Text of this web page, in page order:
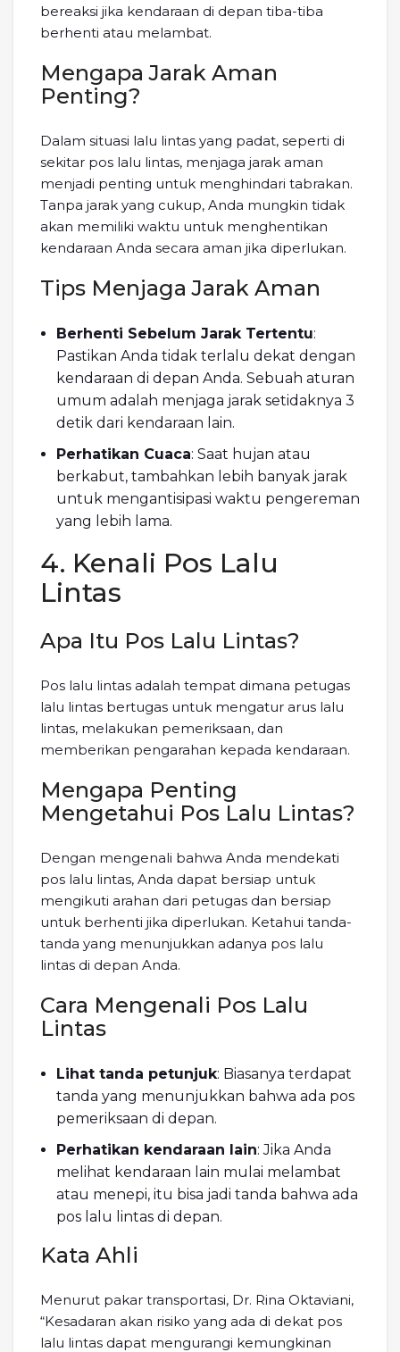
bereaksi jika kendaraan di depan tiba-tiba
berhenti atau melambat.
Mengapa Jarak Aman
Penting?
Dalam situasi lalu lintas yang padat, seperti di
sekitar pos lalu lintas, menjaga jarak aman
menjadi penting untuk menghindari tabrakan.
Tanpa jarak yang cukup, Anda mungkin tidak
akan memiliki waktu untuk menghentikan
kendaraan Anda secara aman jika diperlukan.
Tips Menjaga Jarak Aman
Berhenti Sebelum Jarak Tertentu:
Pastikan Anda tidak terlalu dekat dengan
kendaraan di depan Anda. Sebuah aturan
umum adalah menjaga jarak setidaknya 3
detik dari kendaraan lain.
Perhatikan Cuaca: Saat hujan atau
berkabut, tambahkan lebih banyak jarak
untuk mengantisipasi waktu pengereman
yang lebih lama.
4. Kenali Pos Lalu
Lintas
Apa Itu Pos Lalu Lintas?
Pos lalu lintas adalah tempat dimana petugas
lalu lintas bertugas untuk mengatur arus lalu
lintas, melakukan pemeriksaan, dan
memberikan pengarahan kepada kendaraan.
Mengapa Penting
Mengetahui Pos Lalu Lintas?
Dengan mengenali bahwa Anda mendekati
pos lalu lintas, Anda dapat bersiap untuk
mengikuti arahan dari petugas dan bersiap
untuk berhenti jika diperlukan. Ketahui tanda-
tanda yang menunjukkan adanya pos lalu
lintas di depan Anda.
Cara Mengenali Pos Lalu
Lintas
Lihat tanda petunjuk: Biasanya terdapat
tanda yang menunjukkan bahwa ada pos
pemeriksaan di depan.
Perhatikan kendaraan lain: Jika Anda
melihat kendaraan lain mulai melambat
atau menepi, itu bisa jadi tanda bahwa ada
pos lalu lintas di depan.
Kata Ahli
Menurut pakar transportasi, Dr. Rina Oktaviani,
“Kesadaran akan risiko yang ada di dekat pos
lalu lintas dapat mengurangi kemungkinan